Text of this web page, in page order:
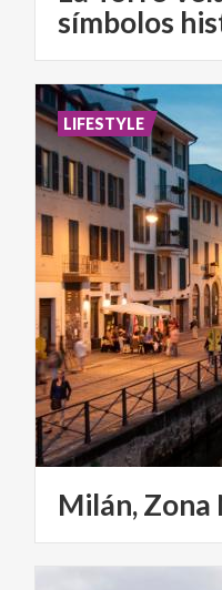
símbolos
Milán,Zona
LIFESTYLE